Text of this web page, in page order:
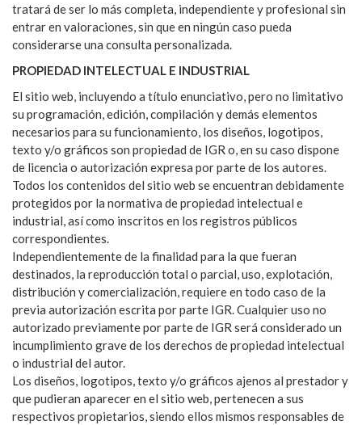
tratará de ser lo más completa, independiente y profesional sin
entrar en valoraciones, sin que en ningún caso pueda
considerarse una consulta personalizada.
PROPIEDAD INTELECTUAL E INDUSTRIAL
El sitio web, incluyendo a título enunciativo, pero no limitativo
su programación, edición, compilación y demás elementos
necesarios para su funcionamiento, los diseños, logotipos,
texto y/o gráficos son propiedad de IGR o, en su caso dispone
de licencia o autorización expresa por parte de los autores.
Todos los contenidos del sitio web se encuentran debidamente
protegidos por la normativa de propiedad intelectual e
industrial, así como inscritos en los registros públicos
correspondientes.
Independientemente de la finalidad para la que fueran
destinados, la reproducción total o parcial, uso, explotación,
distribución y comercialización, requiere en todo caso de la
previa autorización escrita por parte IGR. Cualquier uso no
autorizado previamente por parte de IGR será considerado un
incumplimiento grave de los derechos de propiedad intelectual
o industrial del autor.
Los diseños, logotipos, texto y/o gráficos ajenos al prestador y
que pudieran aparecer en el sitio web, pertenecen a sus
respectivos propietarios, siendo ellos mismos responsables de